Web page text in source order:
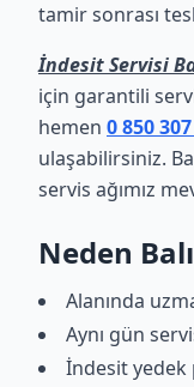
tamir sonrası
İndesit Servisi
için garantili
hemen 0 850
ulaşabilirsiniz.
servis ağımız
Neden
Alanında
Aynı gün
İndesit yedek